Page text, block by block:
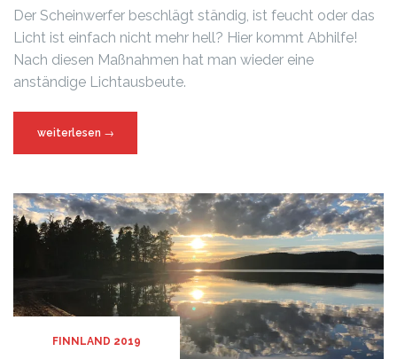
Der Scheinwerfer beschlägt ständig, ist feucht oder das
Licht ist einfach nicht mehr hell? Hier kommt Abhilfe!
Nach diesen Maßnahmen hat man wieder eine
anständige Lichtausbeute.
weiterlesen →
FINNLAND 2019